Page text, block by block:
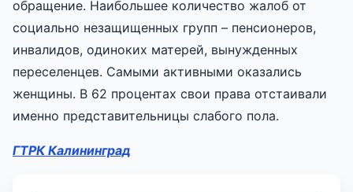
обращение. Наибольшее количество жалоб от
социально незащищенных групп – пенсионеров,
инвалидов, одиноких матерей, вынужденных
переселенцев. Самыми активными оказались
женщины. В 62 процентах свои права отстаивали
именно представительницы слабого пола.
ГТРК Калининград